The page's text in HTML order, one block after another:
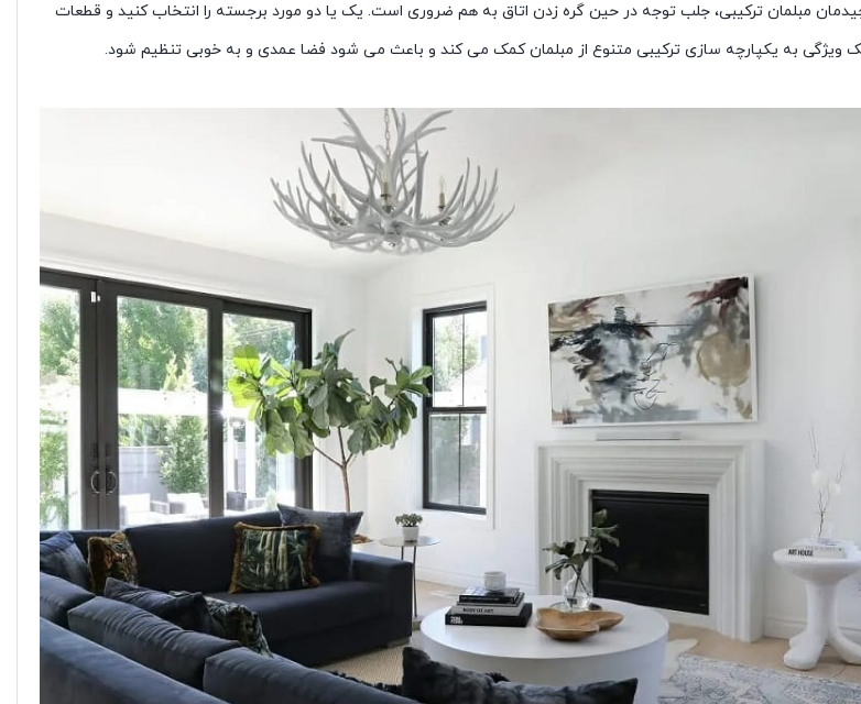
مبلمان ترکیبی، جلب توجه در حین گره زدن اتاق به هم ضروری است. یک یا دو مورد برجسته را انتخاب کنید و قطعات
یک ویژگی به یکپارچه سازی ترکیبی متنوع از مبلمان کمک می کند و باعث می شود فضا عمدی و به خوبی تنظیم شود.